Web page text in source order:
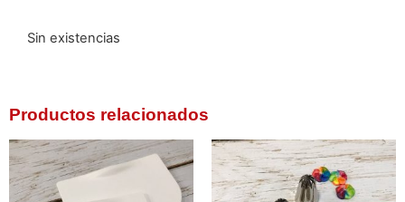
Sin existencias
Productos relacionados